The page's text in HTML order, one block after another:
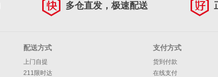
多仓直发，极速配送
配送方式
上门自提
211限时达
支付方式
货到付款
在线支付